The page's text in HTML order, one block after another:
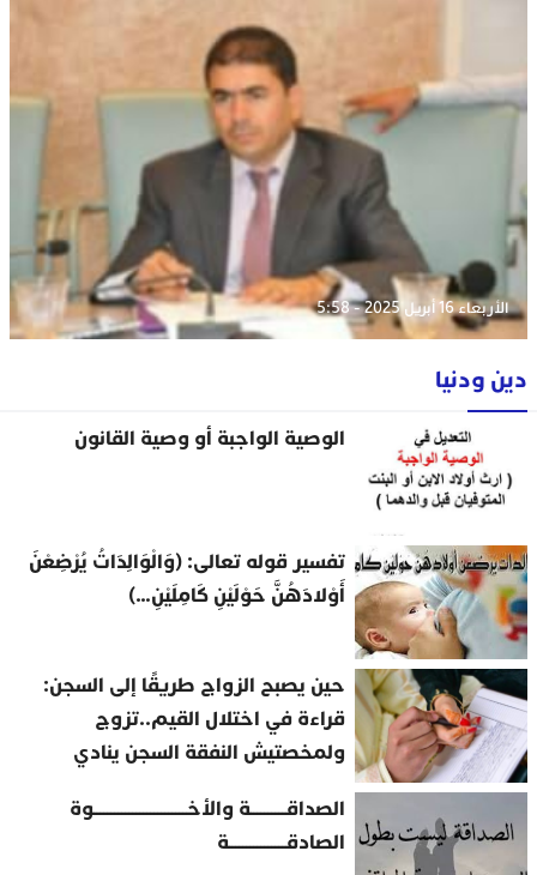
الأربعاء 16 أبريل 2025 - 5:58
دين ودنيا
الوصية الواجبة أو وصية القانون
تفسير قوله تعالى: (وَالْوَالِدَاتُ يُرْضِعْنَ
أَوْلادَهُنَّ حَوْلَيْنِ كَامِلَيْنِ…)
حين يصبح الزواج طريقًا إلى السجن:
قراءة في اختلال القيم..تزوج
ولمخصتيش النفقة السجن ينادي
الصداقــــــــــة والأخــــــــــــــــــــــــــوة
الصادقــــــــــــــــة